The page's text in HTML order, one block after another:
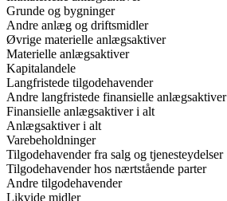
Grunde og bygninger
Andre anlæg og driftsmidler
Øvrige materielle anlægsaktiver
Materielle anlægsaktiver
Kapitalandele
Langfristede tilgodehavender
Andre langfristede finansielle anlægsaktiver
Finansielle anlægsaktiver i alt
Anlægsaktiver i alt
Varebeholdninger
Tilgodehavender fra salg og tjenesteydelser
Tilgodehavender hos nærtstående parter
Andre tilgodehavender
Likvide midler